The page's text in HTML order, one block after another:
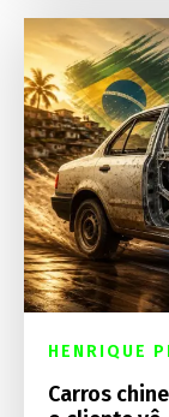
HENRIQUE
Carros